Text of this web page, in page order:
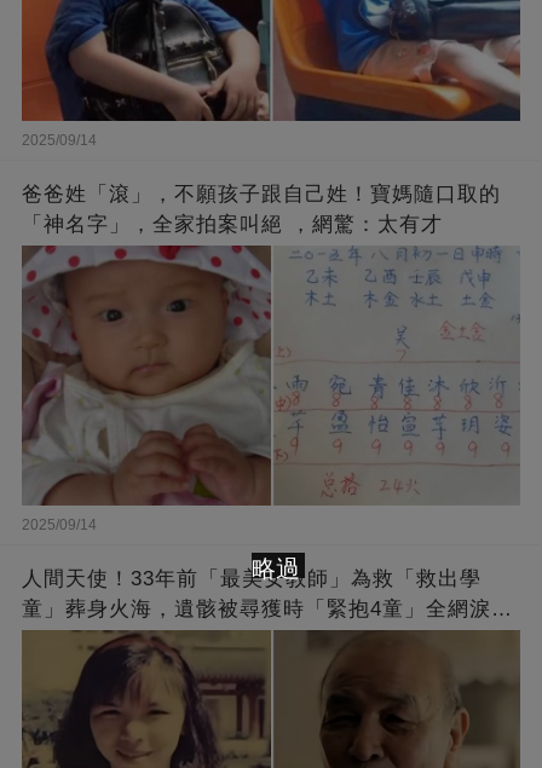
2025/09/14
爸爸姓「滾」，不願孩子跟自己姓！寶媽隨口取的
「神名字」，全家拍案叫絕 ，網驚：太有才
2025/09/14
人間天使！33年前「最美女教師」為救「救出學
童」葬身火海，遺骸被尋獲時「緊抱4童」全網淚
崩：真正的英雄不該被遺忘
略過